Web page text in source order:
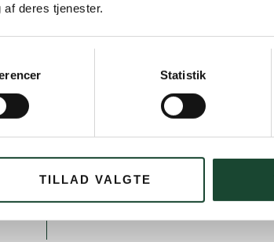
deres tjenester.
Statistik
TILLAD VALGTE